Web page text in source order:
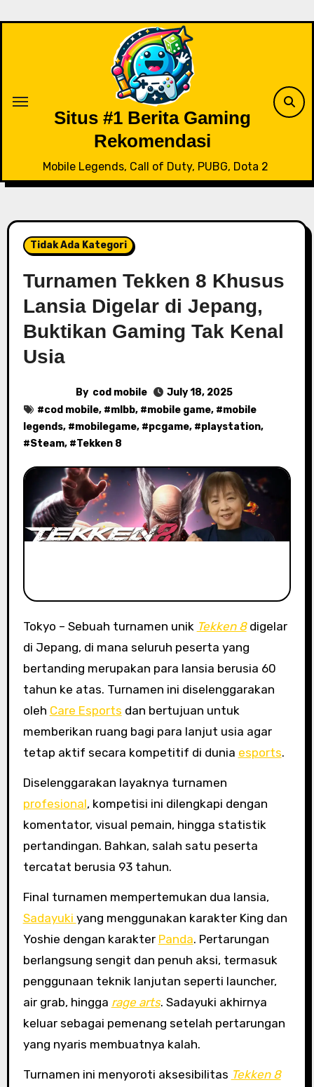
Situs #1 Berita Gaming
Rekomendasi
Mobile Legends, Call of Duty, PUBG, Dota 2
Tidak Ada Kategori
Turnamen Tekken 8 Khusus
Lansia Digelar di Jepang,
Buktikan Gaming Tak Kenal
Usia
By cod mobile
July 18, 2025
#cod mobile, #mlbb, #mobile game, #mobile
legends, #mobilegame, #pcgame, #playstation,
#Steam, #Tekken 8
Tokyo – Sebuah turnamen unik Tekken 8digelar
di Jepang, di mana seluruh peserta yang
bertanding merupakan para lansia berusia 60
tahun ke atas. Turnamen ini diselenggarakan
oleh Care Esports dan bertujuan untuk
memberikan ruang bagi para lanjut usia agar
tetap aktif secara kompetitif di dunia esports.
Diselenggarakan layaknya turnamen
profesional, kompetisi ini dilengkapi dengan
komentator, visual pemain, hingga statistik
pertandingan. Bahkan, salah satu peserta
tercatat berusia 93 tahun.
Final turnamen mempertemukan dua lansia,
Sadayuki yang menggunakan karakter King dan
Yoshie dengan karakter Panda. Pertarungan
berlangsung sengit dan penuh aksi, termasuk
penggunaan teknik lanjutan seperti launcher,
air grab, hingga rage arts. Sadayuki akhirnya
keluar sebagai pemenang setelah pertarungan
yang nyaris membuatnya kalah.
Turnamen ini menyoroti aksesibilitas Tekken 8